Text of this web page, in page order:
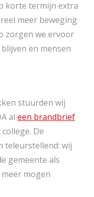
korte termijn extra
meer beweging
zorgen we ervoor
en mensen
stuurden wij
al een brandbrief
De
teleurstellend: wij
gemeente als
mogen